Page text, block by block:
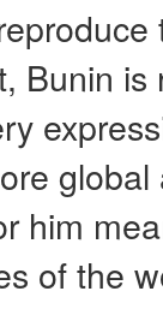
Bunin
him
of the